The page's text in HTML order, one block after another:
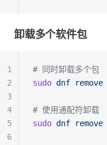
卸载多个软件包
# 同时卸载多个包
sudo dnf remove
# 使用通配符卸载
sudo dnf remove
1
2
3
4
5
6